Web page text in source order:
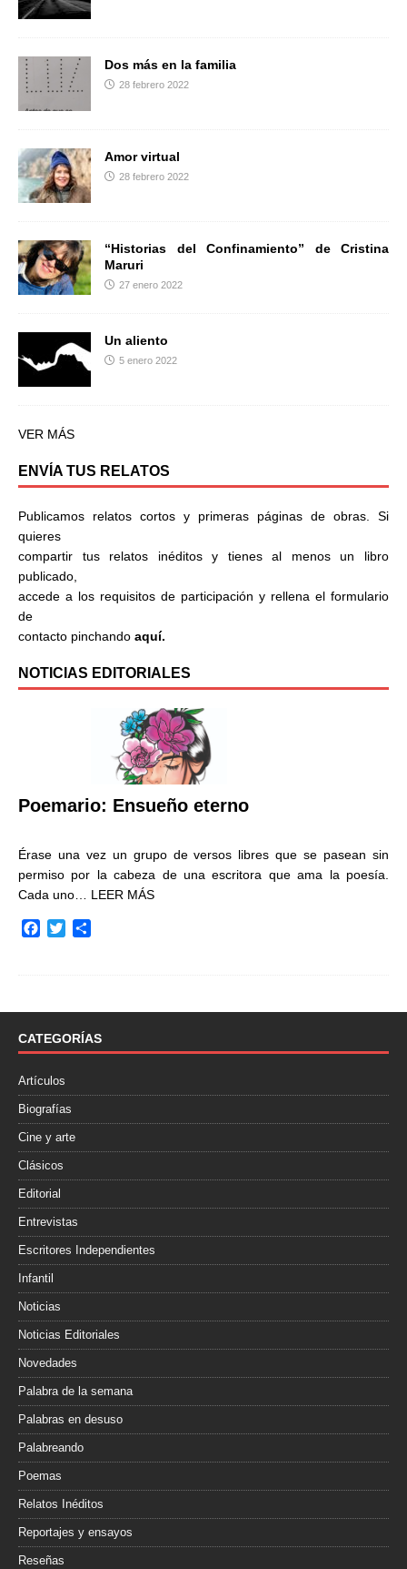
Dos más en la familia
28 febrero 2022
Amor virtual
28 febrero 2022
“Historias del Confinamiento” de Cristina
Maruri
27 enero 2022
Un aliento
5 enero 2022
VER MÁS
ENVÍA TUS RELATOS
Publicamos relatos cortos y primeras páginas de obras. Si
quieres
compartir tus relatos inéditos y tienes al menos un libro
publicado,
accede a los requisitos de participación y rellena el formulario
de
contacto pinchando aquí.
NOTICIAS EDITORIALES
Poemario: Ensueño eterno
Érase una vez un grupo de versos libres que se pasean sin
permiso por la cabeza de una escritora que ama la poesía.
Cada uno… LEER MÁS
o
k
r
t
i
CATEGORÍAS
Artículos
Biografías
Cine y arte
Clásicos
Editorial
Entrevistas
Escritores Independientes
Infantil
Noticias
Noticias Editoriales
Novedades
Palabra de la semana
Palabras en desuso
Palabreando
Poemas
Relatos Inéditos
Reportajes y ensayos
Reseñas